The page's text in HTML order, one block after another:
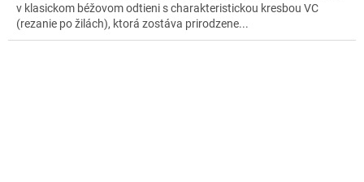
v klasickom béžovom odtieni s charakteristickou kresbou VC
(rezanie po žilách), ktorá zostáva prirodzene...